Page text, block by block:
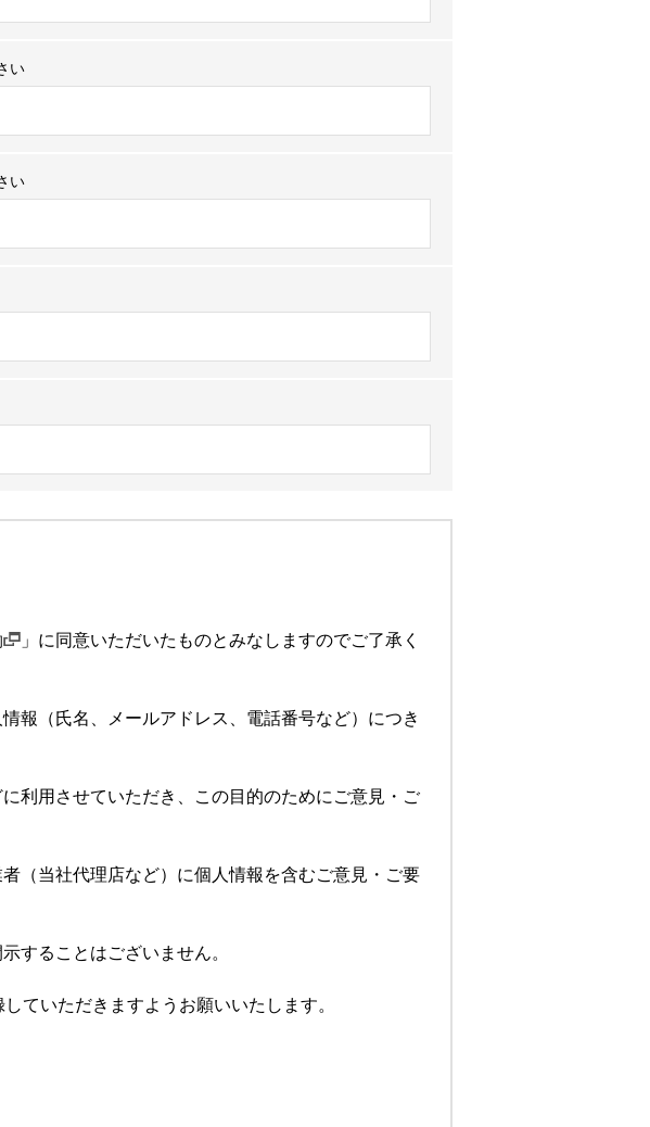
い
い
」に同意いただいたものとみなしますのでご了承く
報（氏名、メールアドレス、電話番号など）につき
利用させていただき、この目的のためにご意見・ご
（当社代理店など）に個人情報を含むご意見・ご要
することはございません。
ていただきますようお願いいたします。